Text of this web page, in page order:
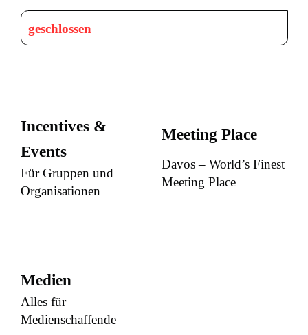
geschlossen
Incentives &
Events
Für Gruppen und
Organisationen
Meeting Place
Davos – World’s Finest
Meeting Place
Medien
Alles für
Medienschaffende